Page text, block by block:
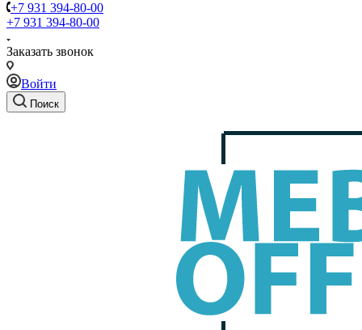
+7 931 394-80-00
+7 931 394-80-00
Заказать звонок
Войти
Поиск